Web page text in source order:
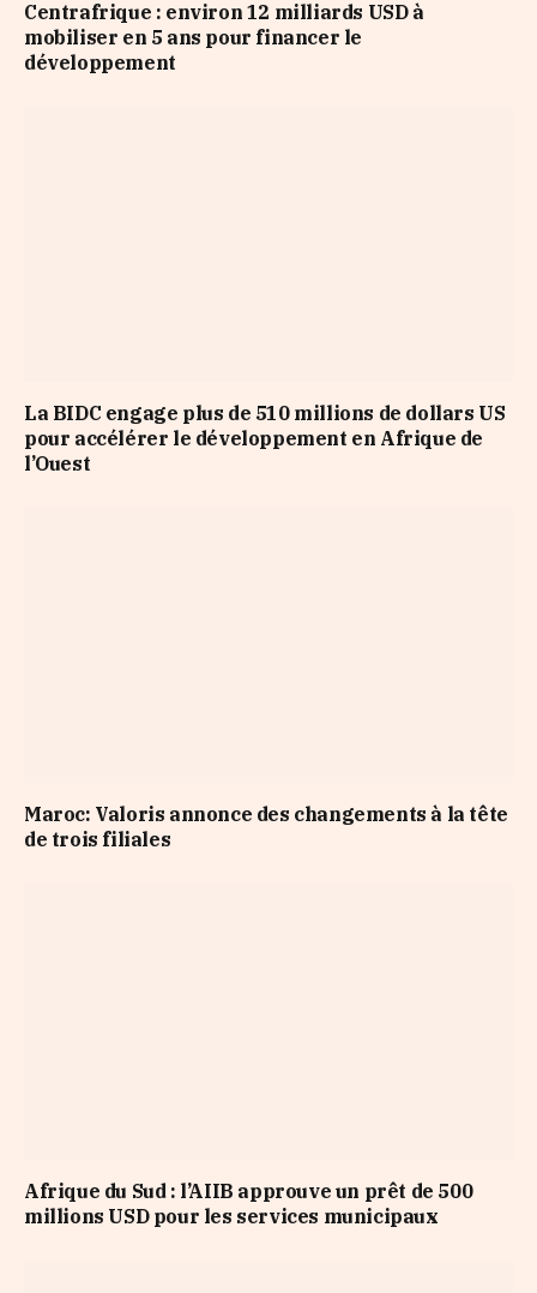
Centrafrique : environ 12 milliards USD à
mobiliser en 5 ans pour financer le
développement
La BIDC engage plus de 510 millions de dollars US
pour accélérer le développement en Afrique de
l’Ouest
Maroc: Valoris annonce des changements à la tête
de trois filiales
Afrique du Sud : l’AIIB approuve un prêt de 500
millions USD pour les services municipaux